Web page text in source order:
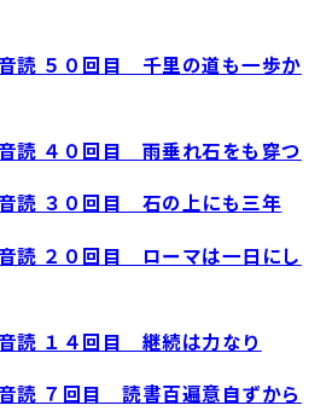
音読 ５０回目 千里の道も一歩か
音読 ４０回目 雨垂れ石をも穿つ
音読 ３０回目 石の上にも三年
音読 ２０回目 ローマは一日にし
読 １４回目 継続は力なり
音読 ７回目 読書百遍意自ずから